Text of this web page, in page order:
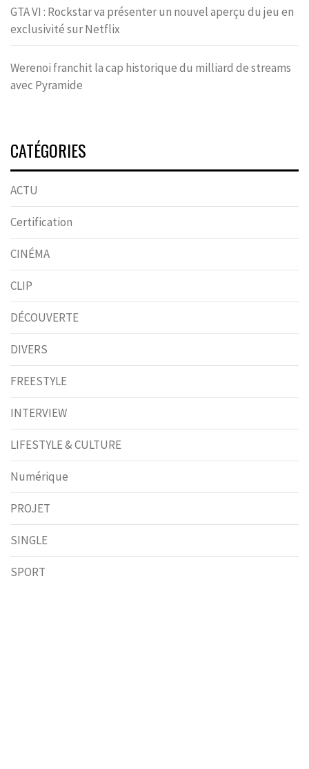
GTA VI : Rockstar va présenter un nouvel aperçu du jeu en
exclusivité sur Netflix
Werenoi franchit la cap historique du milliard de streams
avec Pyramide
CATÉGORIES
ACTU
Certification
CINÉMA
CLIP
DÉCOUVERTE
DIVERS
FREESTYLE
INTERVIEW
LIFESTYLE & CULTURE
Numérique
PROJET
SINGLE
SPORT